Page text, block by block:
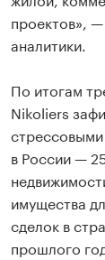
проектов»,
аналитики.
По итогам
Nikoliers
в России —
имущества
сделок в
прошлого